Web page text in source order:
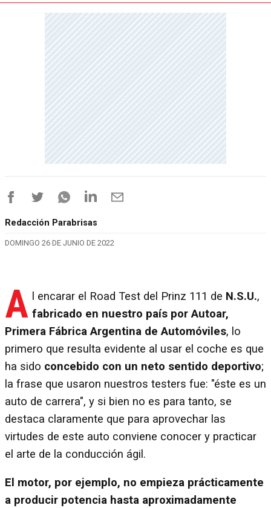
Redacción Parabrisas
DOMINGO 26 DE JUNIO DE 2022
A l encarar el Road Test del Prinz 111 de N.S.U.,
fabricado en nuestro país por Autoar,
Primera Fábrica Argentina de Automóviles, lo
primero que resulta evidente al usar el coche es que
ha sido concebido con un neto sentido deportivo;
la frase que usaron nuestros testers fue: "éste es un
auto de carrera", y si bien no es para tanto, se
destaca claramente que para aprovechar las
virtudes de este auto conviene conocer y practicar
el arte de la conducción ágil.
El motor, por ejemplo, no empieza prácticamente
a producir potencia hasta aproximadamente